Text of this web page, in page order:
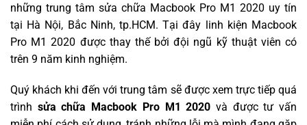
những trung tâm sửa chữa Macbook Pro M1 2020 uy tín
tại Hà Nội, Bắc Ninh, tp.HCM. Tại đây linh kiện Macbook
Pro M1 2020 được thay thế bởi đội ngũ kỹ thuật viên có
trên 9 năm kinh nghiệm.
Quý khách khi đến với trung tâm sẽ được xem trực tiếp quá
trình sửa chữa Macbook Pro M1 2020 và được tư vấn